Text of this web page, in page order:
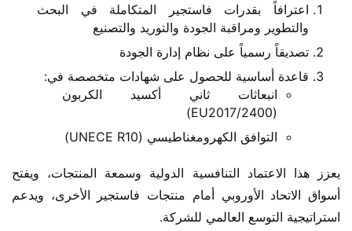
اعترافاً بقدرات فاستجير المتكاملة في البحث
والتطوير ومراقبة الجودة والتوريد والتصنيع
تصديقاً رسمياً على نظام إدارة الجودة
قاعدة أساسية للحصول على شهادات متخصصة في:
انبعاثات ثاني أكسيد الكربون
(EU2017/2400)
التوافق الكهرومغناطيسي (UNECE R10)
استراتيجية التوسع العالمي للشركة.